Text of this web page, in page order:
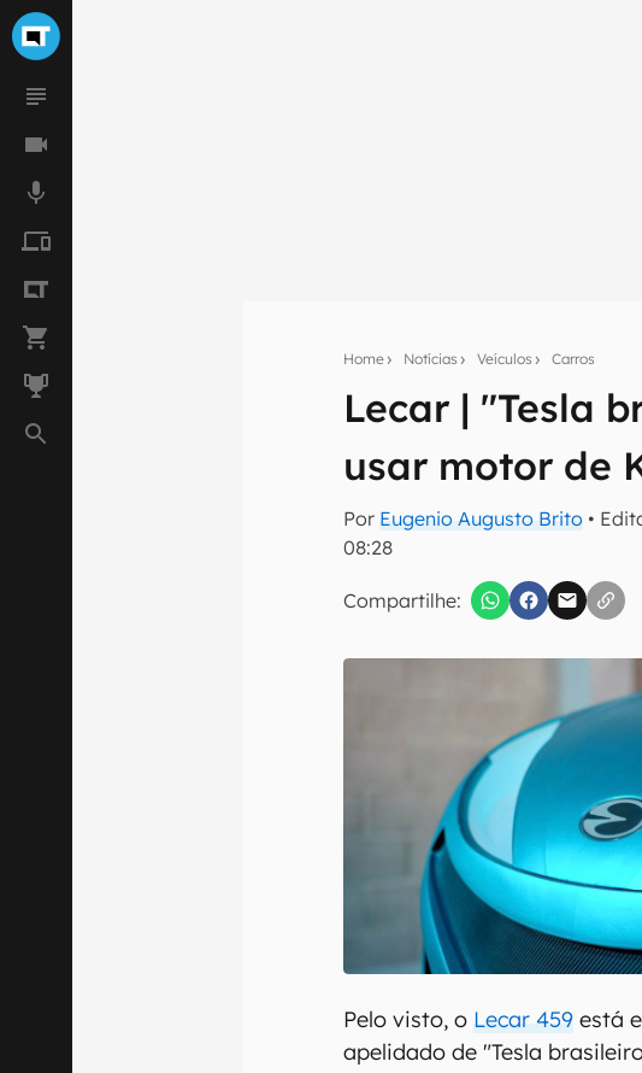
Home Notícias Veículos Carros
Lecar | "Tesla
usar motor de
Por Eugenio Augusto Brito •
08:28
Compartilhe:
Seu resumo
Assine a newsletter do
Confirmo que li, aceito e
Pelo visto, o Lecar 459 está
apelidado de "Tesla